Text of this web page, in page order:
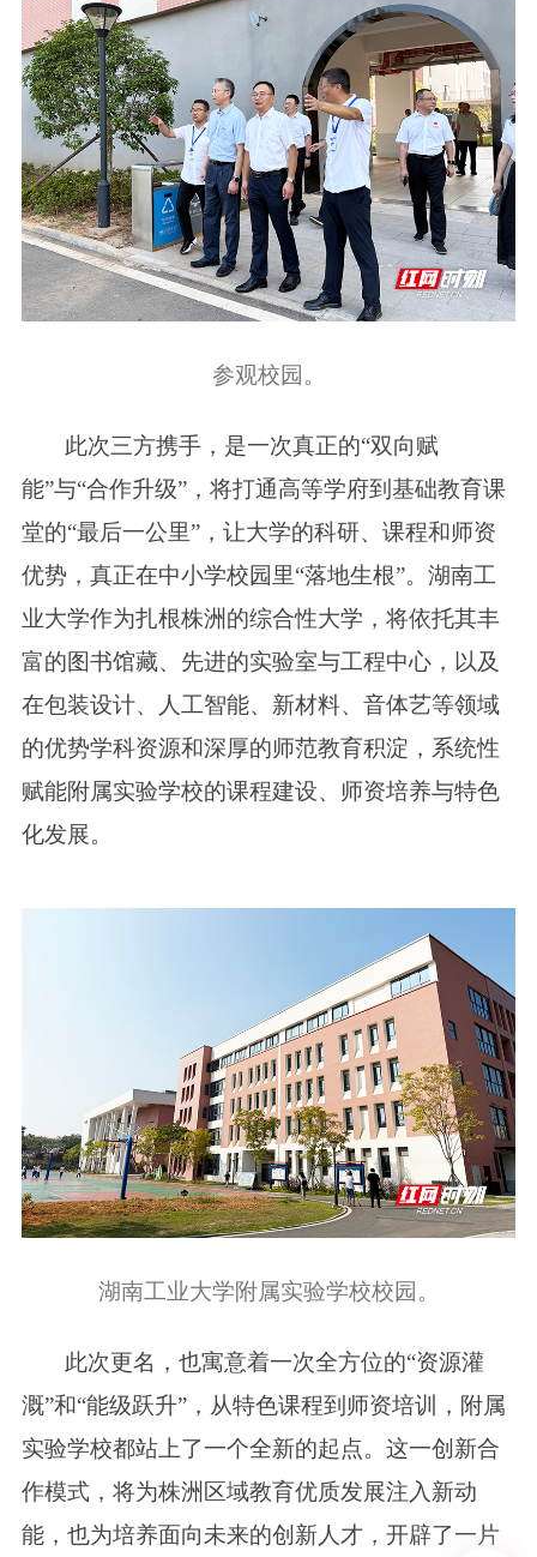
参观校园。
此次三方携手，是一次真正的“双向赋
能”与“合作升级”，将打通高等学府到基础教育课
堂的“最后一公里”，让大学的科研、课程和师资
优势，真正在中小学校园里“落地生根”。湖南工
业大学作为扎根株洲的综合性大学，将依托其丰
富的图书馆藏、先进的实验室与工程中心，以及
在包装设计、人工智能、新材料、音体艺等领域
的优势学科资源和深厚的师范教育积淀，系统性
赋能附属实验学校的课程建设、师资培养与特色
化发展。
湖南工业大学附属实验学校校园。
此次更名，也寓意着一次全方位的“资源灌
溉”和“能级跃升”，从特色课程到师资培训，附属
实验学校都站上了一个全新的起点。这一创新合
作模式，将为株洲区域教育优质发展注入新动
能，也为培养面向未来的创新人才，开辟了一片